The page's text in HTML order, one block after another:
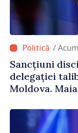
/
Sancțiuni
delegației
Moldova.
politica